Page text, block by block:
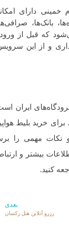
خمینی دارای
بانک‌ها،
که قبل از
و از این
ایران
برای خرید بلیط
و نکات مهمی را
بیشتر و
کنید.
بعدی
رزرو آنلاین هتل رکسان